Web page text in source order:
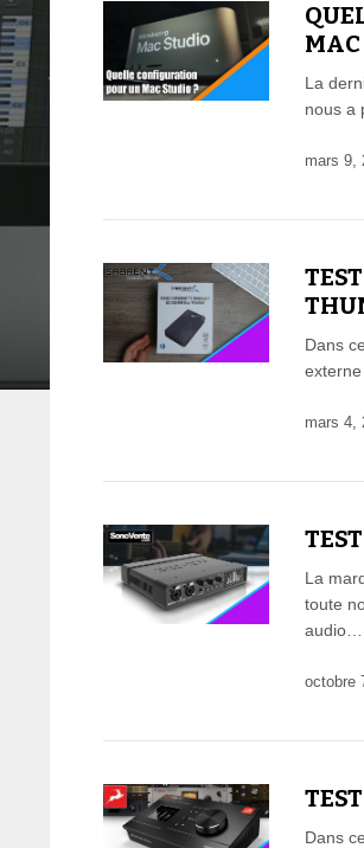
MAC
La
nous a
mars 9,
Dans
mars 4,
La
toute
audio…
octobre
Dans